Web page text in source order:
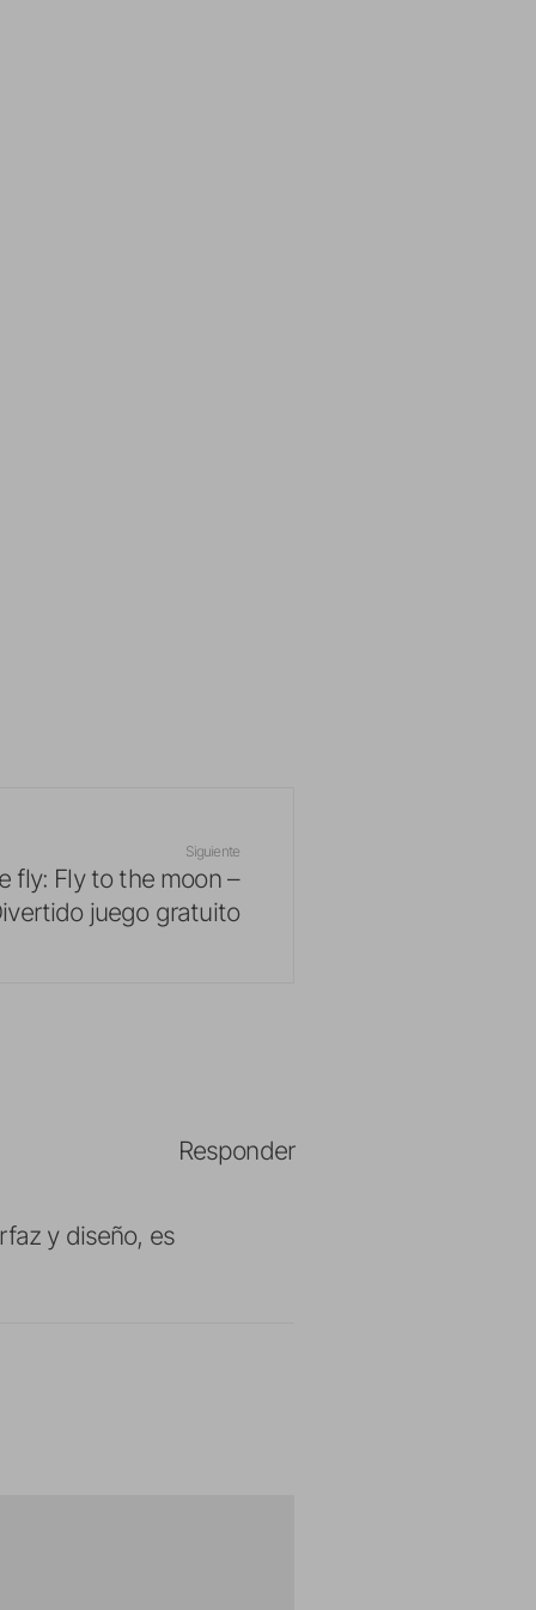
Siguiente
fly: Fly to the moon –
juego gratuito
y diseño, es
Responder